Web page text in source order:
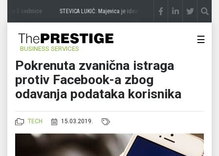
prije 3 sedmice STEVICA LUKIĆ: Majevica je idealna za avanturu na četiri točkaprije
BUSINESS SERVICES
☰
Pokrenuta zvanična istraga
protiv Facebook-a zbog
odavanja podataka korisnika
TECH 15.03.2019.